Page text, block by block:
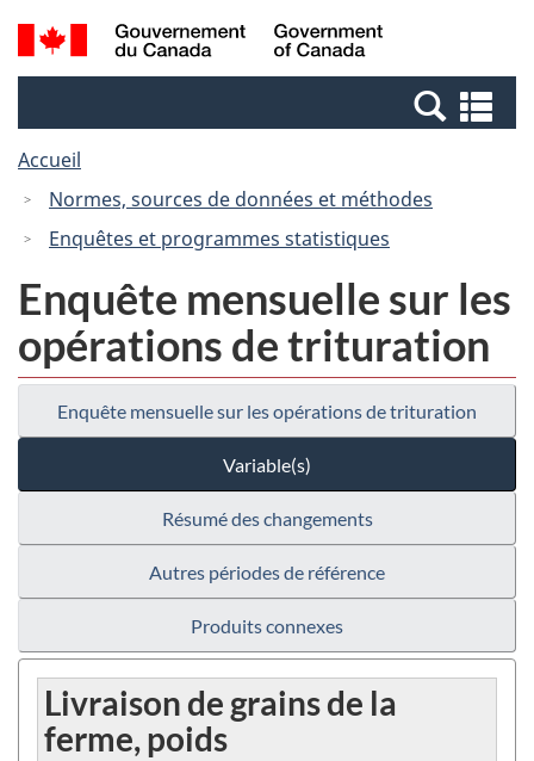
Passer
au
Passer
à
Canada
Recherche
et
et
Accueil
Normes, sources de données et méthodes
Enquêtes et programmes statistiques
Enquête mensuelle sur les
opérations de trituration
Enquête mensuelle sur les opérations de trituration
Variable(s)
Résumé des changements
Autres périodes de référence
Produits connexes
Livraison de grains de la
ferme, poids